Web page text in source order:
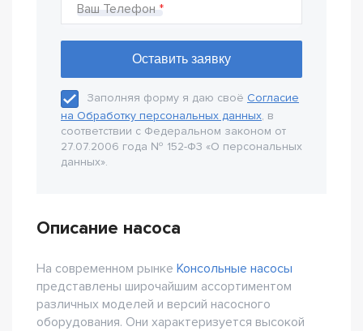
Ваш Телефон
Заполняя форму я даю своё Согласие
на Обработку персональных данных, в
соответствии с Федеральном законом от
27.07.2006 года № 152-Ф3 «О персональных
данных».
Описание насоса
На современном рынке Консольные насосы
представлены широчайшим ассортиментом
различных моделей и версий насосного
оборудования. Они характеризуется высокой